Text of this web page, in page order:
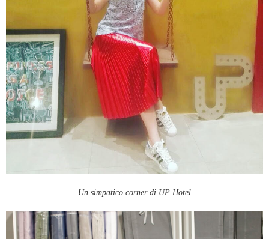
Un simpatico corner di UP Hotel